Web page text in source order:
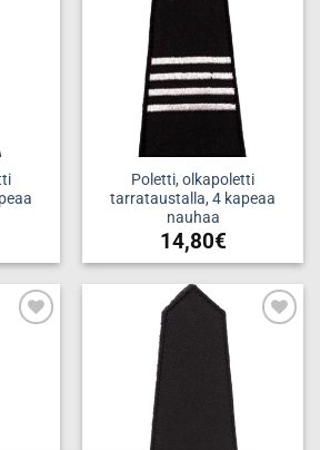
Poletti, olkapoletti
tarrataustalla, 4 kapeaa
nauhaa
14,80€